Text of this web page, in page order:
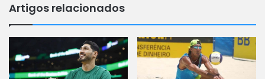
Artigos relacionados